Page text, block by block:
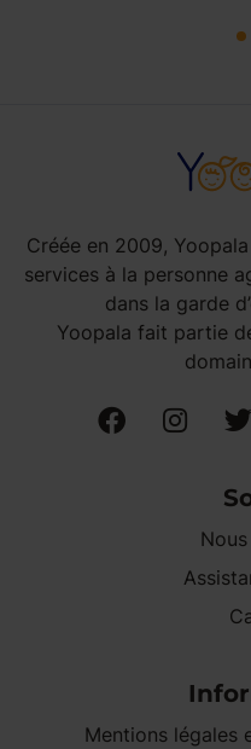
Créée en 2009,
services à la personne
dans la garde
Yoopala fait partie
Mentions légales